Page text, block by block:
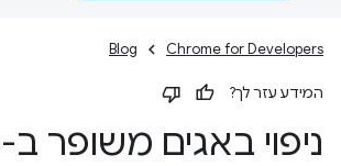
Chrome for Developers
Blog
המידע עזר לך?
ניפוי באגים משופר ב-Web